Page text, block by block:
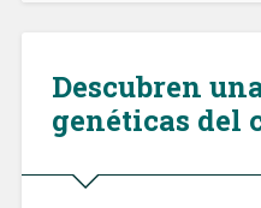
Descubren
genéticas del